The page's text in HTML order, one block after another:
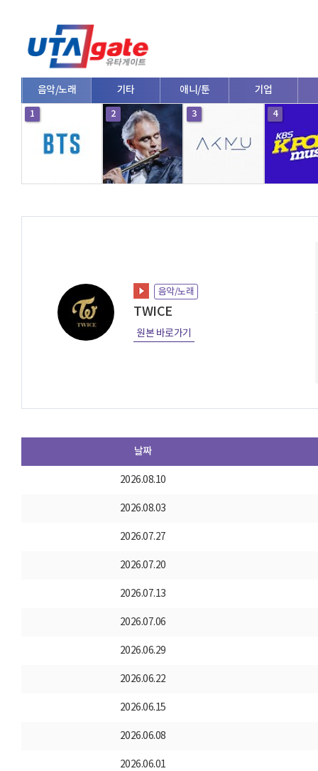
음악/노래 기타 애니/툰 기업
1 2 3 4
음악/노래
TWICE
원본 바로가기
날짜
2026.08.10
2026.08.03
2026.07.27
2026.07.20
2026.07.13
2026.07.06
2026.06.29
2026.06.22
2026.06.15
2026.06.08
2026.06.01